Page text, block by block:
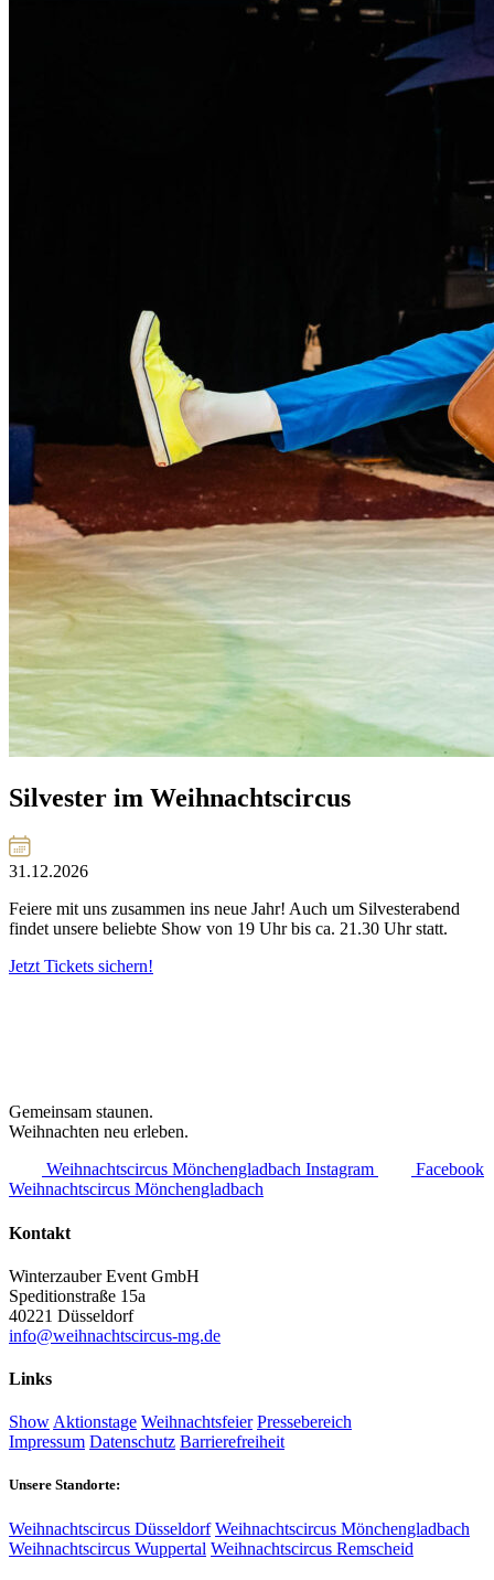
Silvester im Weihnachtscircus
31.12.2026
Feiere mit uns zusammen ins neue Jahr! Auch um Silvesterabend
findet unsere beliebte Show von 19 Uhr bis ca. 21.30 Uhr statt.
Jetzt Tickets sichern!
Gemeinsam staunen.
Weihnachten neu erleben.
Weihnachtscircus Mönchengladbach Instagram
Facebook
Weihnachtscircus Mönchengladbach
Kontakt
Winterzauber Event GmbH
Speditionstraße 15a
40221 Düsseldorf
info@weihnachtscircus-mg.de
Links
Show Aktionstage Weihnachtsfeier Pressebereich
Impressum Datenschutz Barrierefreiheit
Unsere Standorte:
Weihnachtscircus Düsseldorf Weihnachtscircus Mönchengladbach
Weihnachtscircus Wuppertal Weihnachtscircus Remscheid